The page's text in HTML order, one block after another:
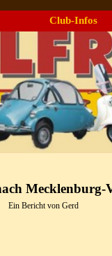
Menü
Club-Infos
Mecklenburg-
Ein Bericht von Gerd